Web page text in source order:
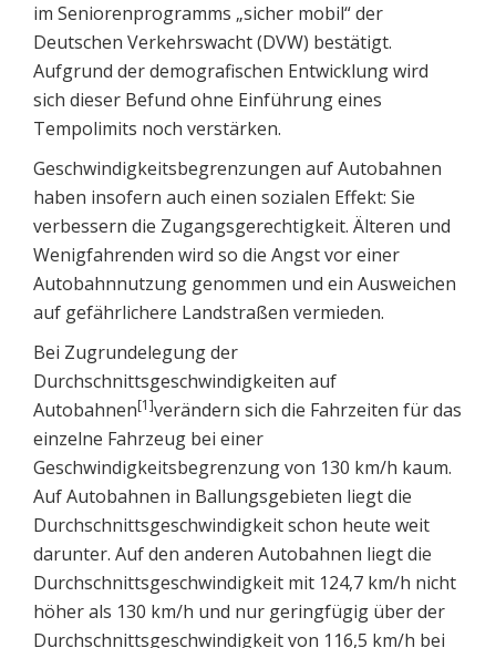
im Seniorenprogramms „sicher mobil“ der
Deutschen Verkehrswacht (DVW) bestätigt.
Aufgrund der demografischen Entwicklung wird
sich dieser Befund ohne Einführung eines
Tempolimits noch verstärken.
Geschwindigkeitsbegrenzungen auf Autobahnen
haben insofern auch einen sozialen Effekt: Sie
verbessern die Zugangsgerechtigkeit. Älteren und
Wenigfahrenden wird so die Angst vor einer
Autobahnnutzung genommen und ein Ausweichen
auf gefährlichere Landstraßen vermieden.
Bei Zugrundelegung der
Durchschnittsgeschwindigkeiten auf
Autobahnen[1]verändern sich die Fahrzeiten für das
einzelne Fahrzeug bei einer
Geschwindigkeitsbegrenzung von 130 km/h kaum.
Auf Autobahnen in Ballungsgebieten liegt die
Durchschnittsgeschwindigkeit schon heute weit
darunter. Auf den anderen Autobahnen liegt die
Durchschnittsgeschwindigkeit mit 124,7 km/h nicht
höher als 130 km/h und nur geringfügig über der
Durchschnittsgeschwindigkeit von 116,5 km/h bei